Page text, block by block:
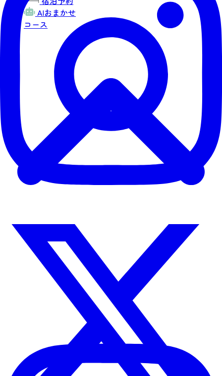
AIおまかせ
コース